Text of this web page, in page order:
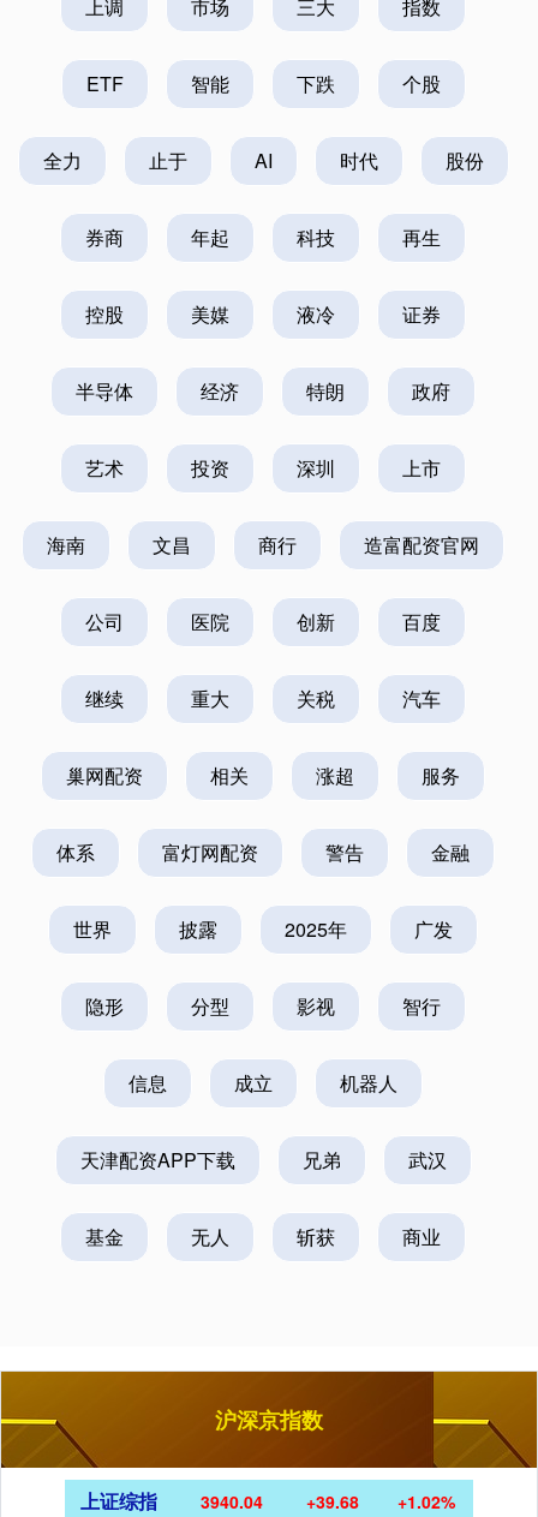
上调 市场 三大 指数
ETF 智能 下跌 个股
全力 止于 AI 时代 股份
券商 年起 科技 再生
控股 美媒 液冷 证券
半导体 经济 特朗 政府
艺术 投资 深圳 上市
海南 文昌 商行 造富配资官网
公司 医院 创新 百度
继续 重大 关税 汽车
巢网配资 相关 涨超 服务
体系 富灯网配资 警告 金融
世界 披露 2025年 广发
隐形 分型 影视 智行
信息 成立 机器人
天津配资APP下载 兄弟 武汉
基金 无人 斩获 商业
沪深京指数
上证综指 3940.04 +39.68 +1.02%